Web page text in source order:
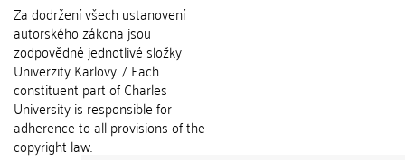
Za dodržení všech ustanovení
autorského zákona jsou
zodpovědné jednotlivé složky
Univerzity Karlovy. / Each
constituent part of Charles
University is responsible for
adherence to all provisions of the
copyright law.